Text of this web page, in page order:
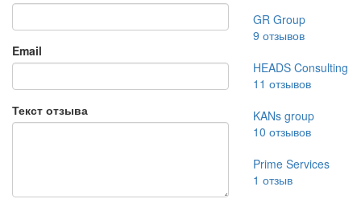
Email
Текст отзыва
GR Group
9 отзывов
HEADS Consulting
11 отзывов
KANs group
10 отзывов
Prime Services
1 отзыв